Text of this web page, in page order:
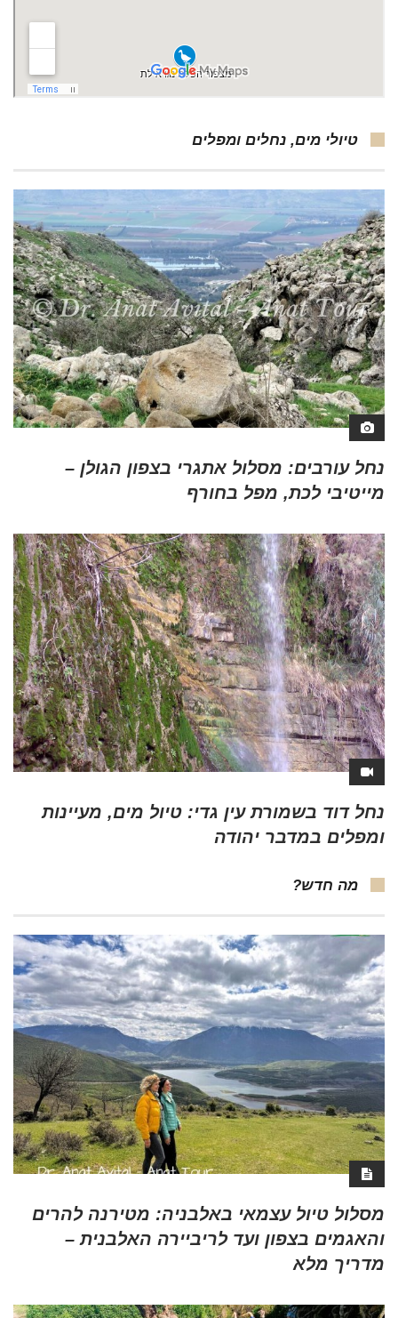
טיולי מים, נחלים ומפלים
נחל עורבים: מסלול אתגרי בצפון הגולן –
מייטיבי לכת, מפל בחורף
נחל דוד בשמורת עין גדי: טיול מים, מעיינות
ומפלים במדבר יהודה
מה חדש?
מסלול טיול עצמאי באלבניה: מטירנה להרים
והאגמים בצפון ועד לריביירה האלבנית –
מדריך מלא